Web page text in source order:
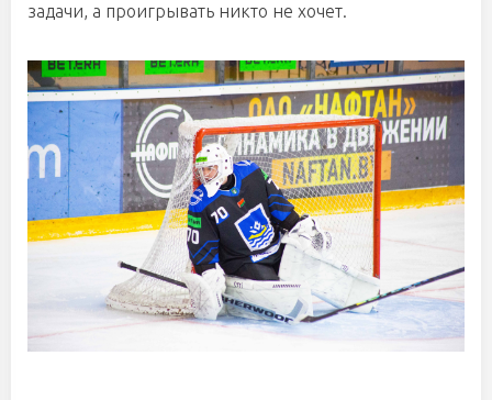
задачи, а проигрывать никто не хочет.